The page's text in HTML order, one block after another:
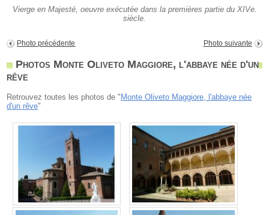
Vierge en Majesté, oeuvre exécutée dans la premières partie du XIVe.
siècle.
Photo précédente Photo suivante
Photos Monte Oliveto Maggiore, l'abbaye née d'un
rêve
Retrouvez toutes les photos de " Monte Oliveto Maggiore, l'abbaye née
d'un rêve"